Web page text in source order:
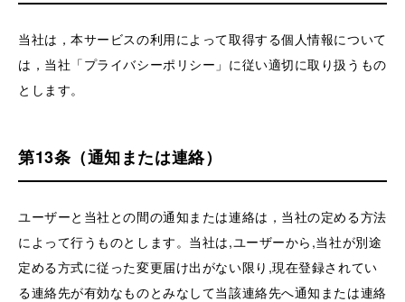
当社は，本サービスの利用によって取得する個人情報について
は，当社「プライバシーポリシー」に従い適切に取り扱うもの
とします。
第13条（通知または連絡）
ユーザーと当社との間の通知または連絡は，当社の定める方法
によって行うものとします。当社は,ユーザーから,当社が別途
定める方式に従った変更届け出がない限り,現在登録されてい
る連絡先が有効なものとみなして当該連絡先へ通知または連絡